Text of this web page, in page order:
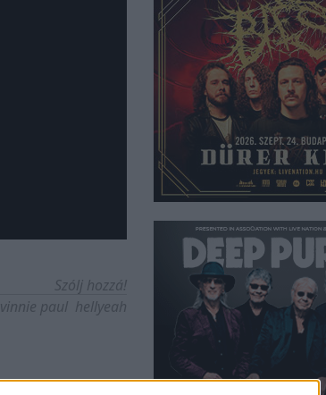
Szólj hozzá!
vinnie paul hellyeah